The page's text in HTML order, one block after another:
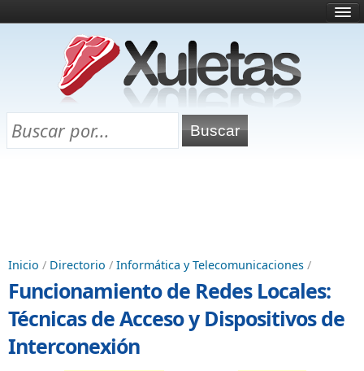
¿Qué es esto?
Directorio
Chuletas para exámenes
Inicio / Directorio / Informática y Telecomunicaciones /
Funcionamiento de Redes Locales:
Técnicas de Acceso y Dispositivos de
Interconexión